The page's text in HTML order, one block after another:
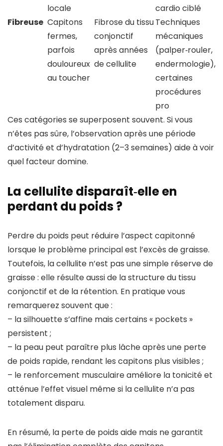
locale
cardio ciblé
Fibreuse Capitons
fermes,
parfois
douloureux
au toucher
Fibrose du tissu
conjonctif
après années
de cellulite
Techniques
mécaniques
(palper‑rouler,
endermologie),
certaines
procédures
pro
Ces catégories se superposent souvent. Si vous
n’êtes pas sûre, l’observation après une période
d’activité et d’hydratation (2–3 semaines) aide à voir
quel facteur domine.
La cellulite disparaît‑elle en
perdant du poids ?
Perdre du poids peut réduire l’aspect capitonné
lorsque le problème principal est l’excès de graisse.
Toutefois, la cellulite n’est pas une simple réserve de
graisse : elle résulte aussi de la structure du tissu
conjonctif et de la rétention. En pratique vous
remarquerez souvent que :
– la silhouette s’affine mais certains « pockets »
persistent ;
– la peau peut paraître plus lâche après une perte
de poids rapide, rendant les capitons plus visibles ;
– le renforcement musculaire améliore la tonicité et
atténue l’effet visuel même si la cellulite n’a pas
totalement disparu.
En résumé, la perte de poids aide mais ne garantit